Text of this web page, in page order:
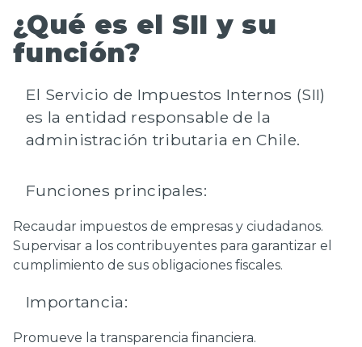
¿Qué es el SII y su
función?
El Servicio de Impuestos Internos (SII)
es la entidad responsable de la
administración tributaria en Chile.
Funciones principales:
Recaudar impuestos de empresas y ciudadanos.
Supervisar a los contribuyentes para garantizar el
cumplimiento de sus obligaciones fiscales.
Importancia:
Promueve la transparencia financiera.